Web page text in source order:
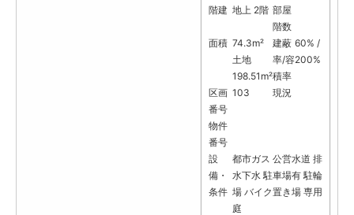
階建 地上 2階 部屋
階数
面積 74.3m²
土地
198.51m²
建蔽
率/容
積率
60% /
200%
区画
番号
103 現況
物件
番号
設
備・
条件
都市ガス 公営水道 排
水下水 駐車場有 駐輪
場 バイク置き場 専用
庭